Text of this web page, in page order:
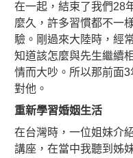
在一起，結束了我們28
麼久，許多習慣都不一
驗。剛過來大陸時，經
知道該怎麼與先生繼續
情而大吵。所以那前面
對他。
重新學習婚姻生活
在台灣時，一位姐妹介
講座，在當中我聽到姊